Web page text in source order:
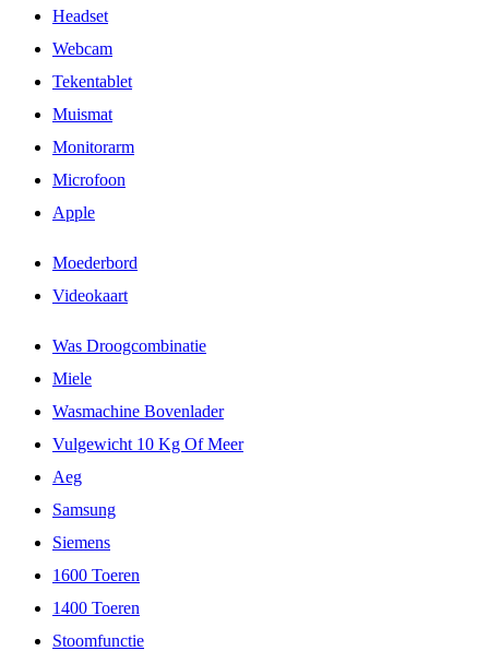
Headset
Webcam
Tekentablet
Muismat
Monitorarm
Microfoon
Apple
Moederbord
Videokaart
Was Droogcombinatie
Miele
Wasmachine Bovenlader
Vulgewicht 10 Kg Of Meer
Aeg
Samsung
Siemens
1600 Toeren
1400 Toeren
Stoomfunctie